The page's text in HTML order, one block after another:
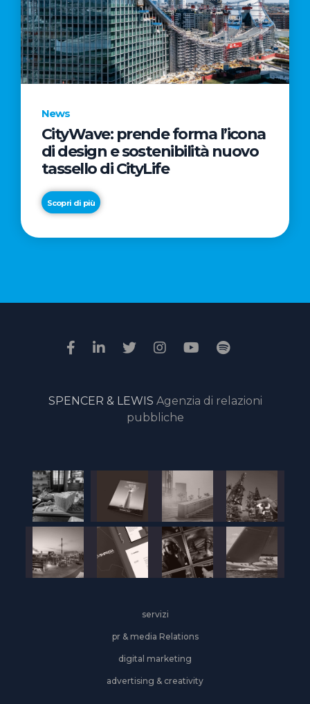
News
CityWave: prende forma l’icona
di design e sostenibilità nuovo
tassello di CityLife
Scopri di più
News
“Passione
il
della
giuria
online
SPENCER & LEWIS Agenzia di relazioni
pubbliche
servizi
pr & media Relations
digital marketing
advertising & creativity